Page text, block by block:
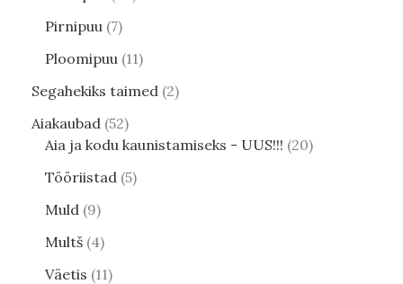
Pirnipuu 7
Ploomipuu 11
Segahekiks taimed 2
Aiakaubad 52
Aia ja kodu kaunistamiseks - UUS!!! 20
Tööriistad 5
Muld 9
Multš 4
Väetis 11